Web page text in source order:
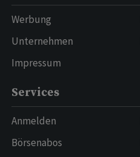
Werbung
Unternehmen
Impressum
Services
Anmelden
Börsenabos